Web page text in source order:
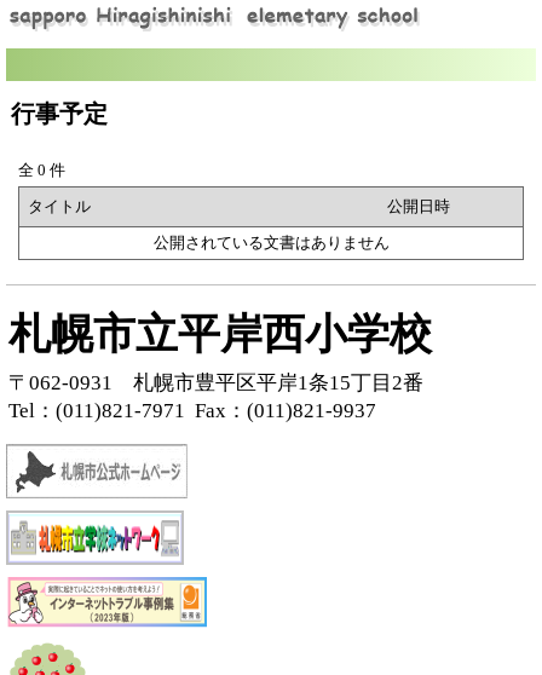
行事予定
全 0 件
タイトル
公開日時
公開されている文書はありません
札幌市立平岸西小学校
〒062-0931 札幌市豊平区平岸1条15丁目2番
Tel：(011)821-7971 Fax：(011)821-9937